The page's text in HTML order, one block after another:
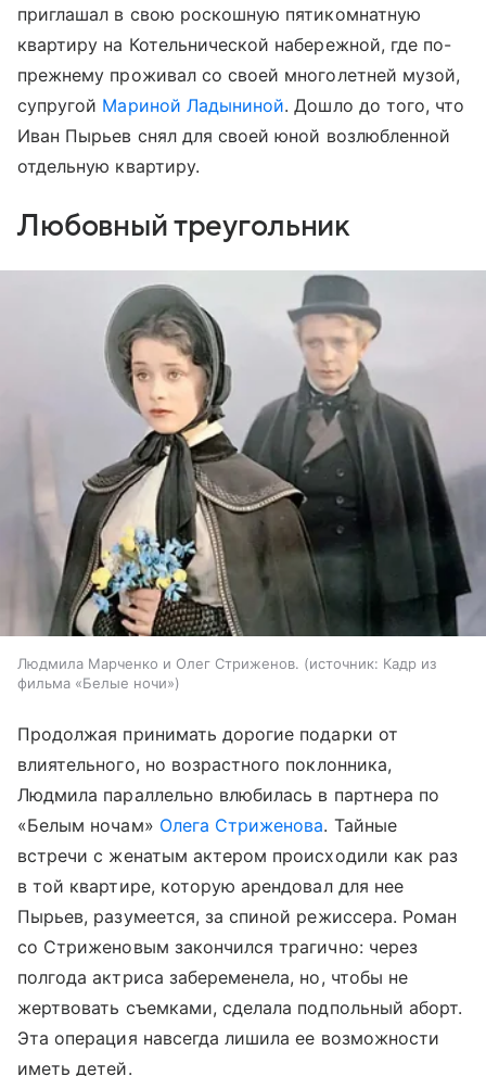
приглашал в свою роскошную пятикомнатную
квартиру на Котельнической набережной, где по-
прежнему проживал со своей многолетней музой,
супругой Мариной Ладыниной. Дошло до того, что
Иван Пырьев снял для своей юной возлюбленной
отдельную квартиру.
Любовный треугольник
Людмила Марченко и Олег Стриженов. источник: Кадр из
фильма «Белые ночи»
Продолжая принимать дорогие подарки от
влиятельного, но возрастного поклонника,
Людмила параллельно влюбилась в партнера по
«Белым ночам» Олега Стриженова. Тайные
встречи с женатым актером происходили как раз
в той квартире, которую арендовал для нее
Пырьев, разумеется, за спиной режиссера. Роман
со Стриженовым закончился трагично: через
полгода актриса забеременела, но, чтобы не
жертвовать съемками, сделала подпольный аборт.
Эта операция навсегда лишила ее возможности
иметь детей.